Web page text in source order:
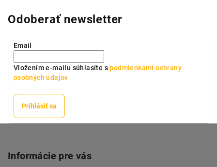
Odoberať newsletter
Email
Vložením e-mailu súhlasíte spodmienkami ochrany
osobných údajov
Prihlásiť sa
Informácie pre vás